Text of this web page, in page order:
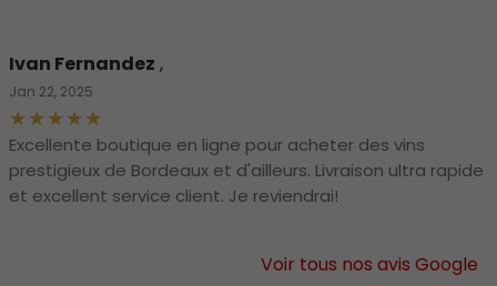
Ivan Fernandez ,
Jan 22, 2025
Excellente boutique en ligne pour acheter des vins
prestigieux de Bordeaux et d'ailleurs. Livraison ultra rapide
et excellent service client. Je reviendrai!
Voir tous nos avis Google